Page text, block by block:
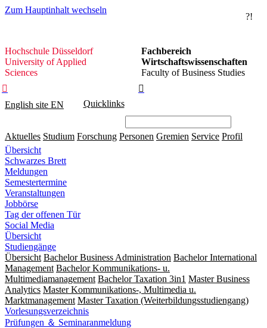
Zum Hauptinhalt wechseln
?!
Hochschule
Düsseldorf
Hochschule Düsseldorf
University of Applied
Sciences
Fachbereich
Wirtschaftswissenschaften
Faculty of Business Studies


English site EN Quicklinks
Aktuelles Studium Forschung Personen Gremien Service Profil
Übersicht
Schwarzes Brett
Meldungen
Semestertermine
Veranstaltungen
Jobbörse
Tag der offenen Tür
Social Media
Übersicht
Studiengänge
Übersicht Bachelor Business Administration Bachelor International
Management Bachelor Kommunikations- u.
Multimediamanagement Bachelor Taxation 3in1 Master Business
Analytics Master Kommunikations-, Multimedia u.
Marktmanagement Master Taxation (Weiterbildungsstudiengang)
Vorlesungsverzeichnis
Prüfungen ＆ Seminaranmeldung